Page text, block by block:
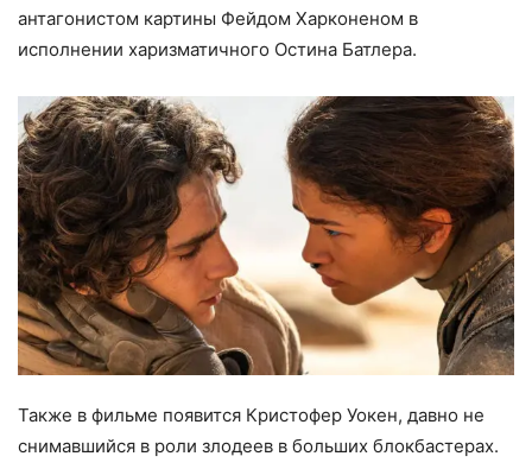
антагонистом картины Фейдом Харконеном в
исполнении харизматичного Остина Батлера.
Также в фильме появится Кристофер Уокен, давно не
снимавшийся в роли злодеев в больших блокбастерах.